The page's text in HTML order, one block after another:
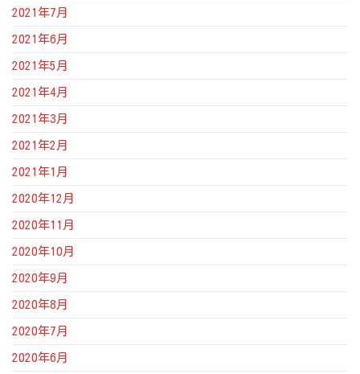
2021年7月
2021年6月
2021年5月
2021年4月
2021年3月
2021年2月
2021年1月
2020年12月
2020年11月
2020年10月
2020年9月
2020年8月
2020年7月
2020年6月